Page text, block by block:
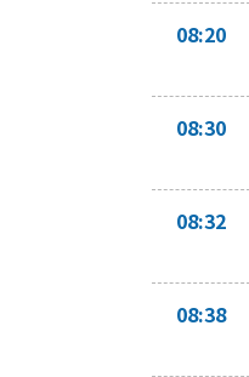
08:20
08:30
08:32
08:38